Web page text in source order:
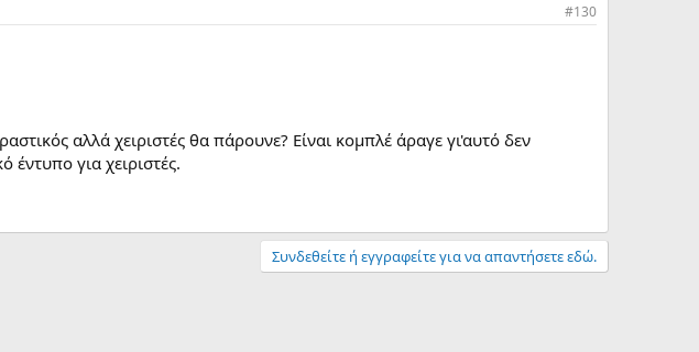
#130
αλλά χειριστές θα πάρουνε? Είναι κομπλέ άραγε γι'αυτό δεν
έντυπο για χειριστές.
Συνδεθείτε ή εγγραφείτε για να απαντήσετε εδώ.